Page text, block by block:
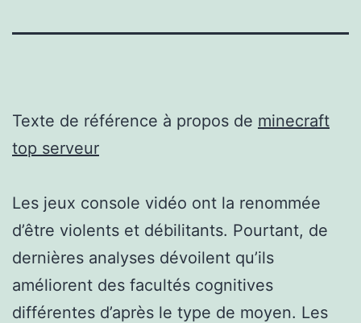
Texte de référence à propos de minecraft
top serveur
Les jeux console vidéo ont la renommée
d’être violents et débilitants. Pourtant, de
dernières analyses dévoilent qu’ils
améliorent des facultés cognitives
différentes d’après le type de moyen. Les